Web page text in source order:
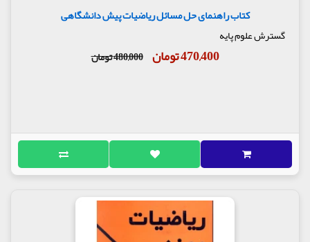
کتاب راهنمای حل مسائل ریاضیات پیش دانشگاهی
گسترش علوم پایه
470,400 تومان 480,000 تومان